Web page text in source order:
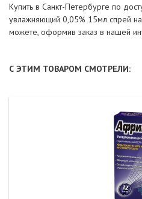
Купить в Санкт-Петербурге по
увлажняющий 0,05% 15мл спрей
можете, оформив заказ в нашей
С ЭТИМ ТОВАРОМ СМОТРЕЛИ: